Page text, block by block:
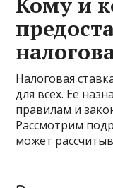
Налоговая
для всех. Ее
правилам и
Рассмотрим
может